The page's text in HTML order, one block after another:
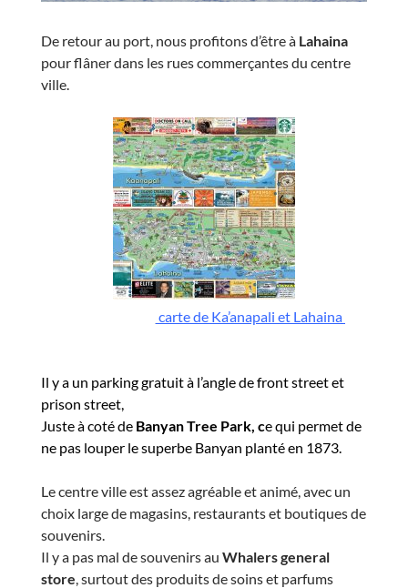
De retour au port, nous profitons d’être à Lahaina
pour flâner dans les rues commerçantes du centre
ville.
carte de Ka’anapali et Lahaina
Il y a un parking gratuit à l’angle de front street et
prison street,
Juste à coté de Banyan Tree Park, ce qui permet de
ne pas louper le superbe Banyan planté en 1873.
Le centre ville est assez agréable et animé, avec un
choix large de magasins, restaurants et boutiques de
souvenirs.
Il y a pas mal de souvenirs au Whalers general
store, surtout des produits de soins et parfums